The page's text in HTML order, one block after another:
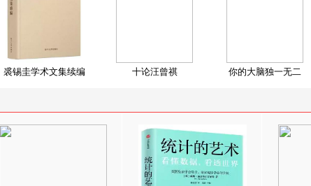
裘锡圭学术文集续编 十论汪曾祺 你的大脑独一无二